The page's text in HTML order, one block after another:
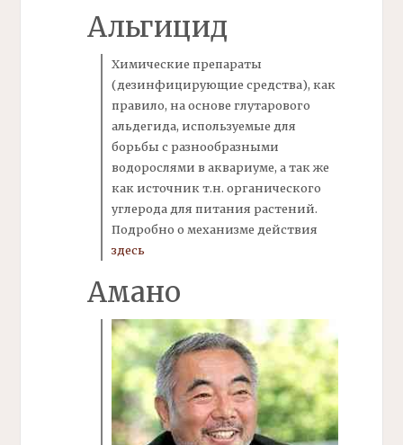
Альгицид
Химические препараты
(дезинфицирующие средства), как
правило, на основе глутарового
альдегида, используемые для
борьбы с разнообразными
водорослями в аквариуме, а так же
как источник т.н. органического
углерода для питания растений.
Подробно о механизме действия
здесь
Амано